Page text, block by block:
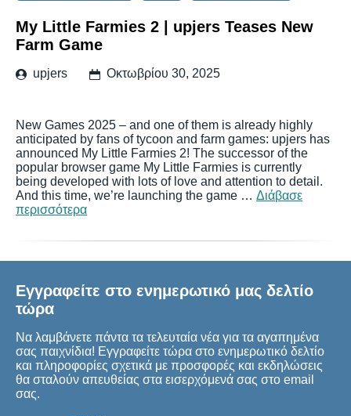
My Little Farmies 2 | upjers Teases New
Farm Game
upjers Οκτωβρίου 30, 2025
New Games 2025 – and one of them is already highly
anticipated by fans of tycoon and farm games: upjers has
announced My Little Farmies 2! The successor of the
popular browser game My Little Farmies is currently
being developed with lots of love and attention to detail.
And this time, we’re launching the game … Διάβασε
περισσότερα
Εγγραφείτε στο ενημερωτικό μας δελτίο
τώρα
Να λαμβάνετε πάντα τα τελευταία νέα για τα αγαπημένα
σας παιχνίδια! Εγγραφείτε τώρα στο ενημερωτικό δελτίο
και πληροφορίες σχετικά με προσφορές και εκδηλώσεις
θα σταλούν απευθείας στα εισερχόμενά σας στο email
σας.